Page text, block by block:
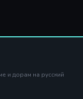
и дорам на русский